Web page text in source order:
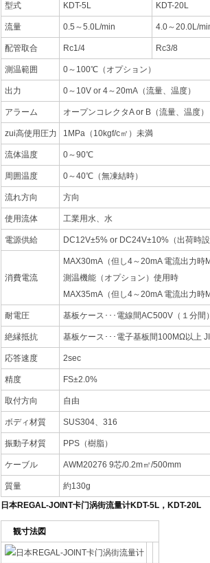
型式 KDT-5L KDT-20L
流量 0.5～5.0L/min 4.0～20.0L/
配管取合 Rc1/4 Rc3/8
測温範囲 0～100℃（オプション）
出力 0～10V or 4～20mA（流量、温度）
アラーム オープンコレクタA or B（流量、温度）
zui高使用圧力 1MPa（10kgf/c㎡）未満
流体温度 0～90℃
周囲温度 0～40℃（無凍結時）
流れ方向 方向
使用流体 工業用水、水
電源供給 DC12V±5% or DC24V±10%（出荷時設
消費電流
MAX30mA（但し4～20mA 電流出力時
測温機能（オプション）使用時
MAX35mA（但し4～20mA 電流出力時
耐電圧 基板ケース･･･電線間AC500V（１分間）
絶縁抵抗 基板ケース･･･電子基板間100MΩ以上
応答速度 2sec
精度 FS±2.0%
取付方向 自由
ボディ材質 SUS304、316
振動子材質 PPS（樹脂）
ケーブル AWM20276 9芯/0.2m㎡/500mm
質量
約130g
日本REGAL-JOINT卡门涡街流量计KDT-5L，KDT-20L
観寸法図